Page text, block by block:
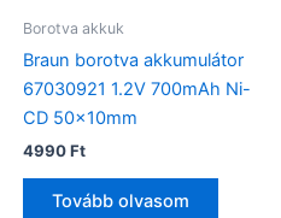
Borotva akkuk
Braun borotva akkumulátor
67030921 1.2V 700mAh Ni-
CD 50x10mm
4990Ft
Tovább olvasom